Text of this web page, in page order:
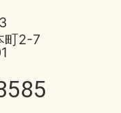
町2-7